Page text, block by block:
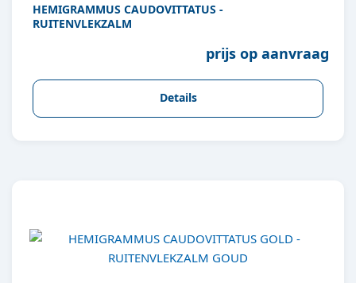
HEMIGRAMMUS CAUDOVITTATUS -
RUITENVLEKZALM
prijs op aanvraag
Details